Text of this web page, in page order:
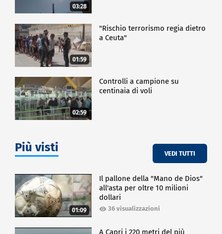
03:28
01:59
"Rischio terrorismo regia dietro
a Ceuta"
02:59
Controlli a campione su
centinaia di voli
Più visti VEDI TUTTI
01:09
Il pallone della "Mano de Dios"
all'asta per oltre 10 milioni
dollari
36 visualizzazioni
A Capri i 220 metri del più